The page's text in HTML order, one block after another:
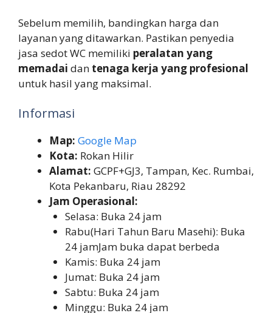
Sebelum memilih, bandingkan harga dan
layanan yang ditawarkan. Pastikan penyedia
jasa sedot WC memiliki peralatan yang
memadai dan tenaga kerja yang profesional
untuk hasil yang maksimal.
Informasi
Map: Google Map
Kota: Rokan Hilir
Alamat: GCPF+GJ3, Tampan, Kec. Rumbai,
Kota Pekanbaru, Riau 28292
Jam Operasional:
Selasa: Buka 24 jam
Rabu(Hari Tahun Baru Masehi): Buka
24 jamJam buka dapat berbeda
Kamis: Buka 24 jam
Jumat: Buka 24 jam
Sabtu: Buka 24 jam
Minggu: Buka 24 jam